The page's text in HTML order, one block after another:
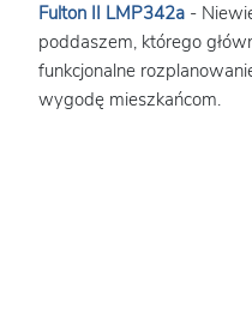
Fulton II LMP342a -
poddaszem, którego
funkcjonalne
wygodę mieszkańcom.